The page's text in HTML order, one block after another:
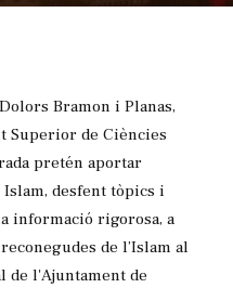
Bramon i Planas,
Superior de Ciències
pretén aportar
desfent tòpics i
informació rigorosa, a
de l’Islam al
de l'Ajuntament de